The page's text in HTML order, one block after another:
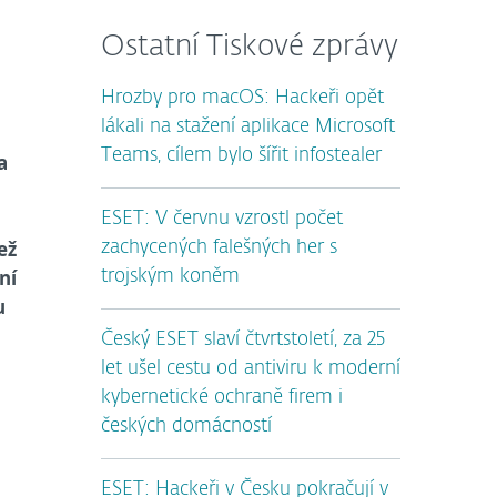
Ostatní Tiskové zprávy
Hrozby pro macOS: Hackeři opět
lákali na stažení aplikace Microsoft
Teams, cílem bylo šířit infostealer
ESET: V červnu vzrostl počet
zachycených falešných her s
trojským koněm
Český ESET slaví čtvrtstoletí, za 25
let ušel cestu od antiviru k moderní
kybernetické ochraně firem i
českých domácností
ESET: Hackeři v Česku pokračují v